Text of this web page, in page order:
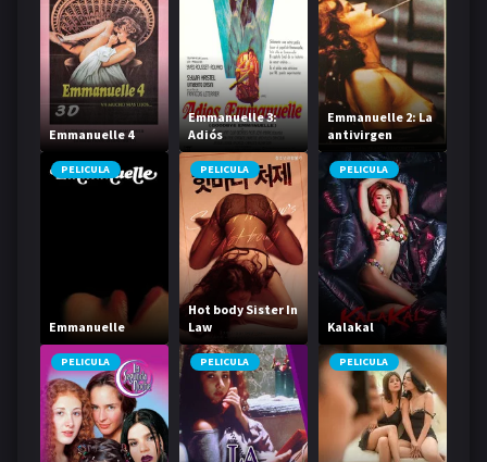
Emmanuelle 4
Emmanuelle 3:
Adiós
Emmanuelle
Emmanuelle 2: La
antivirgen
PELICULA
Emmanuelle
PELICULA
Hot body Sister In
Law
PELICULA
Kalakal
PELICULA PELICULA PELICULA